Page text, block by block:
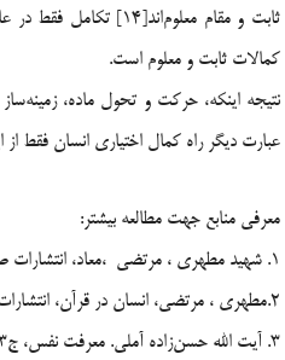
ثابت و مقام
كمالات ثابت و معلوم است.
نتيجه اين­كه، حركت و تحول ماده،
عبارت ديگر راه کمال اختياري انسان فقط
معرفي منابع جهت مطالعه بيشتر:
1. شهيد مطهري ، مرتضي ،معاد، انتشارات صدرا. صص 109 – 147
2.مطهري ، مرتضي، انسان در قرآن، انتشارات صدرا.
3. آيت الله حسن‌زاده آملي. معرفت نفس، ج3.